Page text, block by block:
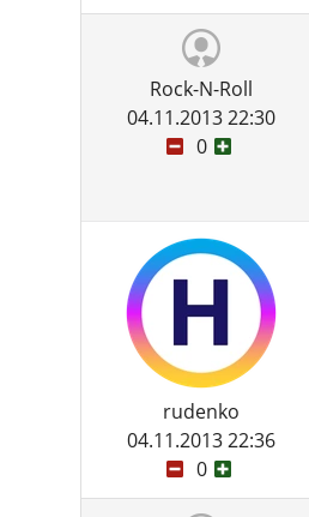
Rock-N-Roll
04.11.2013 22:30
0
rudenko
04.11.2013 22:36
0